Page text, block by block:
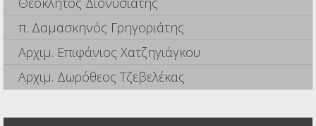
π. Δαμασκηνός Γρηγοριάτης
Αρχιμ. Επιφάνιος Χατζηγιάγκου
Αρχιμ. Δωρόθεος Τζεβελέκας